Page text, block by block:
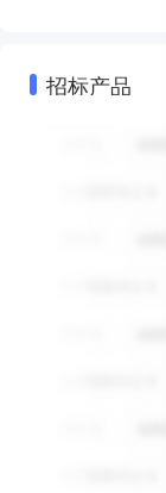
招标产品